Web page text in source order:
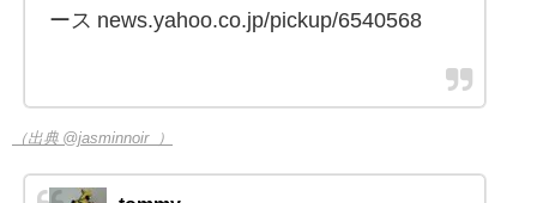
ース news.yahoo.co.jp/pickup/6540568
（出典 @jasminnoir_）